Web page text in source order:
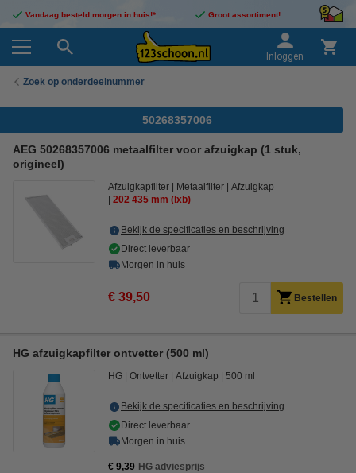
Vandaag besteld morgen in huis!* Groot assortiment!
Inloggen
Zoek op onderdeelnummer
50268357006
AEG 50268357006 metaalfilter voor afzuigkap (1 stuk,
origineel)
Afzuigkapfilter Metaalfilter
Afzuigkap
202 435 mm (lxb)
Bekijk de specificaties en beschrijving
Direct leverbaar
Morgen in huis
€ 39,50 Bestellen
HG afzuigkapfilter ontvetter (500 ml)
HG Ontvetter Afzuigkap 500 ml
Bekijk de specificaties en beschrijving
Direct leverbaar
Morgen in huis
€ 9,39 HG adviesprijs